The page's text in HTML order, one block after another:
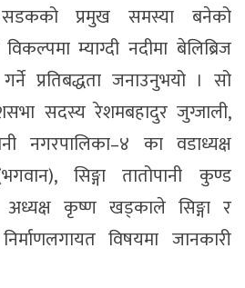
सडकको प्रमुख समस्या बनेको
म्याग्दी नदीमा बेलिब्रिज
प्रतिबद्धता जनाउनुभयो । सो
सदस्य रेशमबहादुर जुग्जाली,
नगरपालिका–४ का वडाध्यक्ष
सिङ्गा तातोपानी कुण्ड
अध्यक्ष कृष्ण खड्काले सिङ्गा र
विषयमा जानकारी